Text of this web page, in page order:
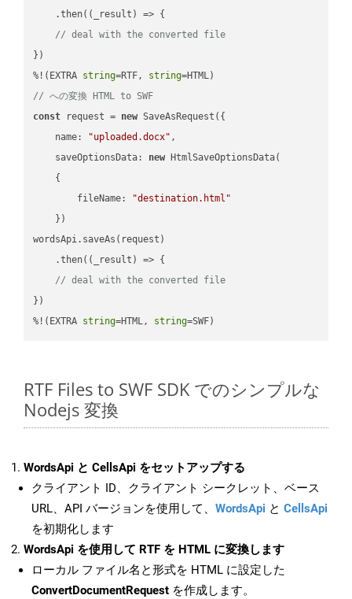
    .then(
( _result ) => {
// deal with the converted file
})
%!(EXTRA string=RTF, string
// への変換 HTML to SWF
const request = new SaveAsRequest({
name: "uploaded.docx" ,
saveOptionsData: new HtmlSaveOptionsData(
    {
fileName:
"destination.html"
    })
wordsApi.saveAs(request)
    .then(
( _result ) => {
// deal with the converted file
})
%!(EXTRA string=HTML, string=SWF)
RTF Files to SWF SDK でのシンプルな
Nodejs 変換
WordsApi と CellsApi をセットアップする
クライアント ID、クライアント シークレット、ベース
URL、API バージョンを使用して、 WordsApi と CellsApi
を初期化します
WordsApi を使用して RTF を HTML に変換します
ローカル ファイル名と形式を HTML に設定した
ConvertDocumentRequest を作成します。